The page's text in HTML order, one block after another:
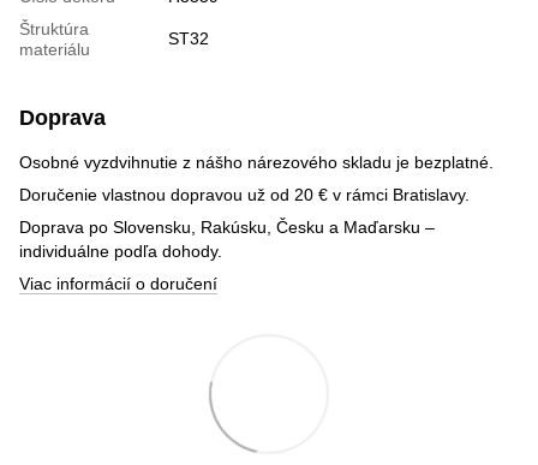
Štruktúra
materiálu
ST32
Doprava
Osobné vyzdvihnutie z nášho nárezového skladu je bezplatné.
Doručenie vlastnou dopravou už od 20 € v rámci Bratislavy.
Doprava po Slovensku, Rakúsku, Česku a Maďarsku –
individuálne podľa dohody.
Viac informácií o doručení